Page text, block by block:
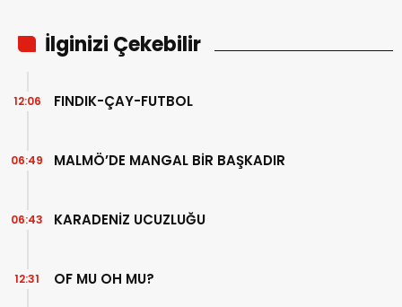
İlginizi Çekebilir
FINDIK-ÇAY-FUTBOL
12:06
MALMÖ’DE MANGAL BİR BAŞKADIR
06:49
KARADENİZ UCUZLUĞU
06:43
OF MU OH MU?
12:31